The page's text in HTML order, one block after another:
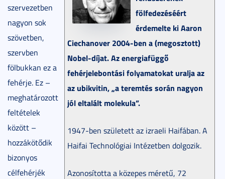
fölfedezéséért
érdemelte kiAaron
Ciechanover 2004-ben a (megosztott)
Nobel-díjat. Az energiafüggő
fehérjelebontási folyamatokat uralja az
az ubikvitin, „a teremtés során nagyon
jól eltalált molekula”.
1947-ben született az izraeli Haifában. A
Haifai Technológiai Intézetben dolgozik.
Azonosította a közepes méretű, 72
szervezetben
nagyon sok
szövetben,
szervben
fölbukkan ez a
fehérje. Ez –
meghatározott
feltételek
között –
hozzákötődik
bizonyos
célfehérjék